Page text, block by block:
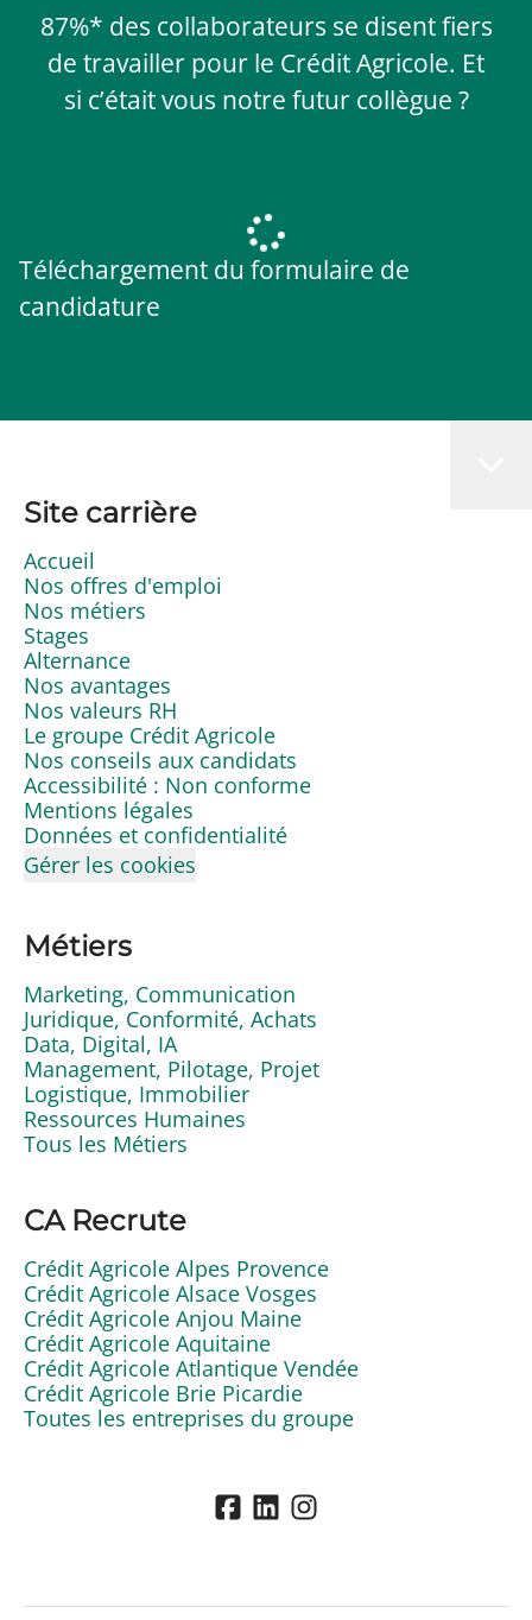
87%* des collaborateurs se disent fiers
de travailler pour le Crédit Agricole. Et
si c’était vous notre futur collègue ?
Téléchargement du formulaire de
candidature
Site carrière
Accueil
Nos offres d'emploi
Nos métiers
Stages
Alternance
Nos avantages
Nos valeurs RH
Le groupe Crédit Agricole
Nos conseils aux candidats
Accessibilité : Non conforme
Mentions légales
Données et confidentialité
Gérer les cookies
Métiers
Marketing, Communication
Juridique, Conformité, Achats
Data, Digital, IA
Management, Pilotage, Projet
Logistique, Immobilier
Ressources Humaines
Tous les Métiers
CA Recrute
Crédit Agricole Alpes Provence
Crédit Agricole Alsace Vosges
Crédit Agricole Anjou Maine
Crédit Agricole Aquitaine
Crédit Agricole Atlantique Vendée
Crédit Agricole Brie Picardie
Toutes les entreprises du groupe